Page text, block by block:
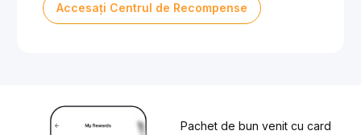
Accesați Centrul de Recompense
Pachet de bun venit cu card